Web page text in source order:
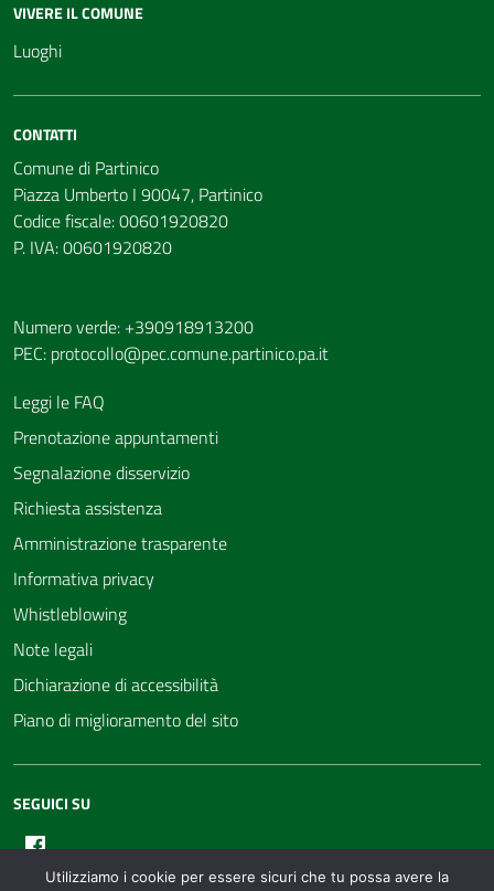
VIVERE IL COMUNE
Luoghi
CONTATTI
Comune di Partinico
Piazza Umberto I 90047, Partinico
Codice fiscale: 00601920820
P. IVA: 00601920820
Numero verde: +390918913200
PEC: protocollo@pec.comune.partinico.pa.it
Leggi le FAQ
Prenotazione appuntamenti
Segnalazione disservizio
Richiesta assistenza
Amministrazione trasparente
Informativa privacy
Whistleblowing
Note legali
Dichiarazione di accessibilità
Piano di miglioramento del sito
SEGUICI SU
Facebook
Utilizziamo i cookie per essere sicuri che tu possa avere la